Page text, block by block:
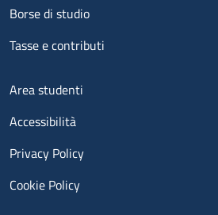
Borse di studio
Tasse e contributi
Menu footer 3
Area studenti
Accessibilità
Privacy Policy
Cookie Policy